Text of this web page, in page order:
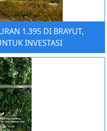
1.395 DI BRAYUT,
INVESTASI